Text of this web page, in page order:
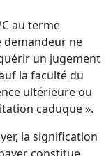
au terme
demandeur ne
un jugement
la faculté du
ultérieure ou
caduque ».
la signification